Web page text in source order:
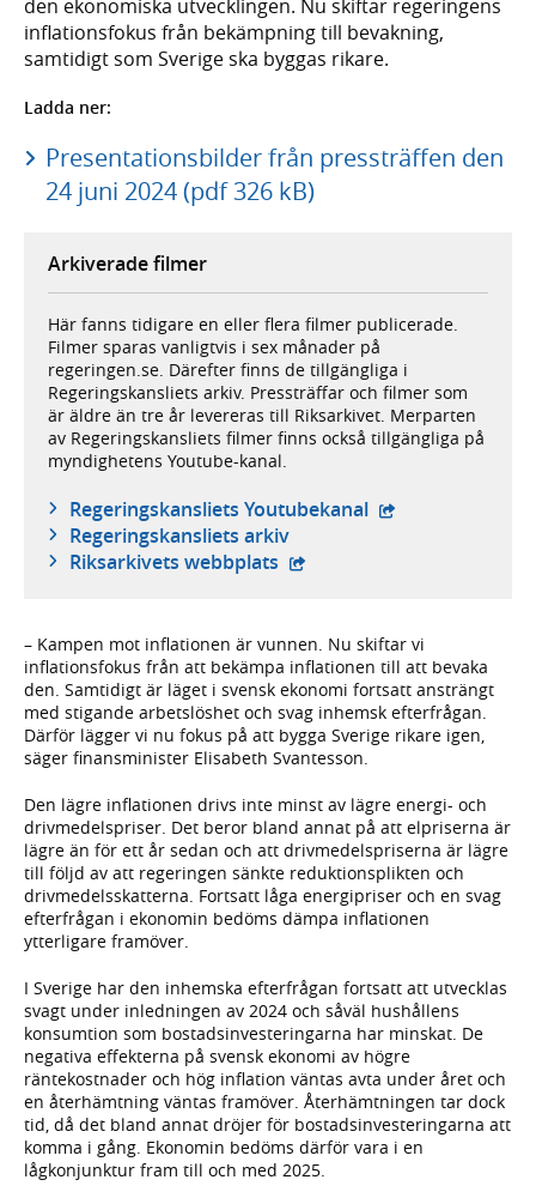
den ekonomiska utvecklingen. Nu skiftar regeringens
inflationsfokus från bekämpning till bevakning,
samtidigt som Sverige ska byggas rikare.
Ladda ner:
Presentationsbilder från pressträffen den
24 juni 2024 (pdf 326 kB)
Arkiverade filmer
Här fanns tidigare en eller flera filmer publicerade.
Filmer sparas vanligtvis i sex månader på
regeringen.se. Därefter finns de tillgängliga i
Regeringskansliets arkiv. Pressträffar och filmer som
är äldre än tre år levereras till Riksarkivet. Merparten
av Regeringskansliets filmer finns också tillgängliga på
myndighetens Youtube-kanal.
Regeringskansliets Youtubekanal - extern
Regeringskansliets arkiv
Riksarkivets webbplats - extern webbplats,
– Kampen mot inflationen är vunnen. Nu skiftar vi
inflationsfokus från att bekämpa inflationen till att bevaka
den. Samtidigt är läget i svensk ekonomi fortsatt ansträngt
med stigande arbetslöshet och svag inhemsk efterfrågan.
Därför lägger vi nu fokus på att bygga Sverige rikare igen,
säger finansminister Elisabeth Svantesson.
Den lägre inflationen drivs inte minst av lägre energi- och
drivmedelspriser. Det beror bland annat på att elpriserna är
lägre än för ett år sedan och att drivmedelspriserna är lägre
till följd av att regeringen sänkte reduktionsplikten och
drivmedelsskatterna. Fortsatt låga energipriser och en svag
efterfrågan i ekonomin bedöms dämpa inflationen
ytterligare framöver.
I Sverige har den inhemska efterfrågan fortsatt att utvecklas
svagt under inledningen av 2024 och såväl hushållens
konsumtion som bostadsinvesteringarna har minskat. De
negativa effekterna på svensk ekonomi av högre
räntekostnader och hög inflation väntas avta under året och
en återhämtning väntas framöver. Återhämtningen tar dock
tid, då det bland annat dröjer för bostadsinvesteringarna att
komma i gång. Ekonomin bedöms därför vara i en
lågkonjunktur fram till och med 2025.